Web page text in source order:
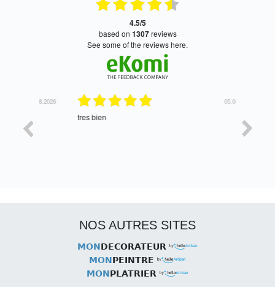
4.5/5
based on 1307reviews
see some of the reviews here.
NOS AUTRES SITES
MONDECORATEUR
MONPEINTRE
MONPLATRIER